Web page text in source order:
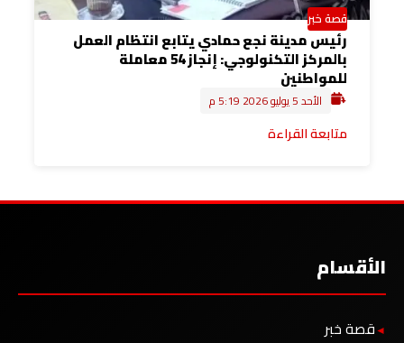
قصة خبر
رئيس مدينة نجع حمادي يتابع انتظام العمل
بالمركز التكنولوجي: إنجاز 54 معاملة
للمواطنين
الأحد 5 يوليو 2026 5:19 م
متابعة القراءة
الأقسام
قصة خبر